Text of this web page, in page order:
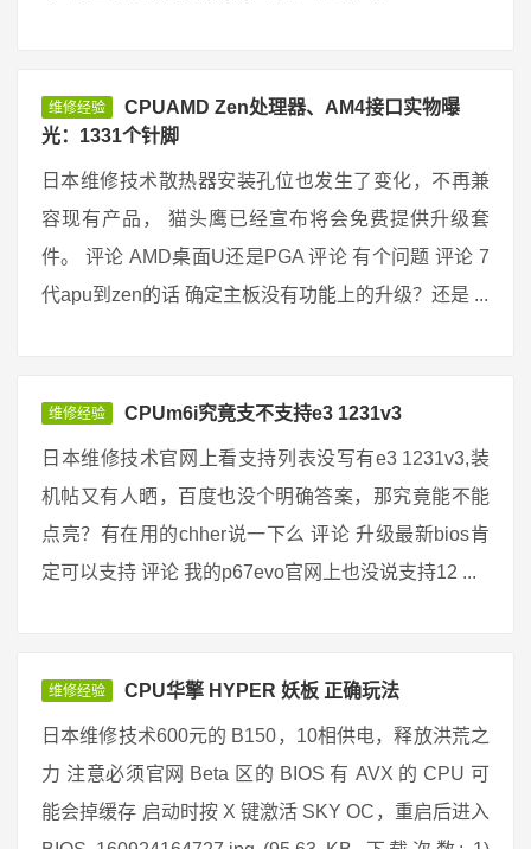
维修经验
CPUAMD Zen处理器、AM4接口实物曝
光：1331个针脚
日本维修技术散热器安装孔位也发生了变化，不再兼
容现有产品， 猫头鹰已经宣布将会免费提供升级套
件。 评论 AMD桌面U还是PGA 评论 有个问题 评论 7
代apu到zen的话 确定主板没有功能上的升级？还是 ...
维修经验 CPUm6i究竟支不支持e3 1231v3
日本维修技术官网上看支持列表没写有e3 1231v3,装
机帖又有人晒，百度也没个明确答案，那究竟能不能
点亮？有在用的chher说一下么 评论 升级最新bios肯
定可以支持 评论 我的p67evo官网上也没说支持12 ...
维修经验 CPU华擎 HYPER 妖板 正确玩法
日本维修技术600元的 B150，10相供电，释放洪荒之
力 注意必须官网 Beta 区的 BIOS 有 AVX 的 CPU 可
能会掉缓存 启动时按 X 键激活 SKY OC，重启后进入